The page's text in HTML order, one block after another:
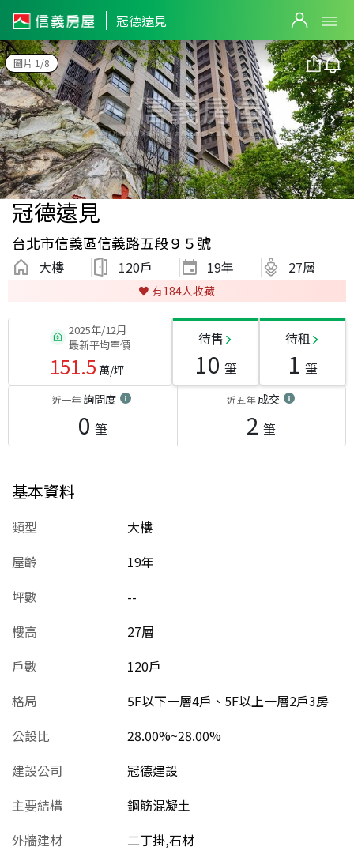
冠德遠見
圖片 1/8
冠德遠見
台北市信義區信義路五段９５號
大樓 120戶 19年 27層
♥️ 有184人收藏
2025年/12月
最新平均單價
151.5 萬/坪
待售
10 筆
待租
1 筆
近一年詢問度
0 筆
近五年成交
2 筆
基本資料
類型
大樓
屋齡
19年
坪數
--
樓高
27層
戶數
120戶
格局
5F以下一層4戶、5F以上一層2戶3房
公設比
28.00%~28.00%
建設公司
冠德建設
主要結構
鋼筋混凝土
外牆建材
二丁掛,石材